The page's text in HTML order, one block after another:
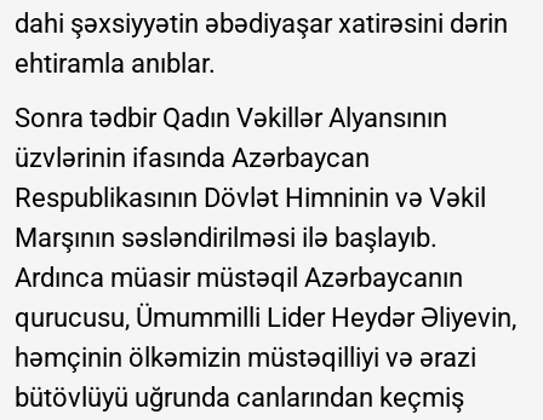
dahi şəxsiyyətin əbədiyaşar xatirəsini dərin
ehtiramla anıblar.
Sonra tədbir Qadın Vəkillər Alyansının
üzvlərinin ifasında Azərbaycan
Respublikasının Dövlət Himninin və Vəkil
Marşının səsləndirilməsi ilə başlayıb.
Ardınca müasir müstəqil Azərbaycanın
qurucusu, Ümummilli Lider Heydər Əliyevin,
həmçinin ölkəmizin müstəqilliyi və ərazi
bütövlüyü uğrunda canlarından keçmiş